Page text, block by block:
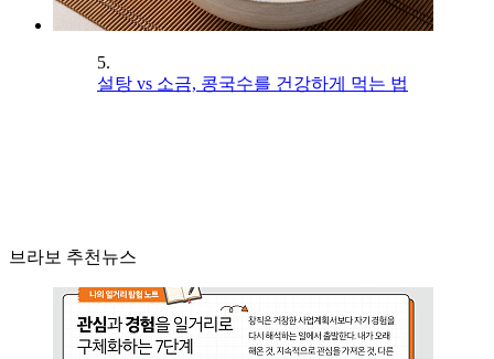
5.
설탕 vs 소금, 콩국수를 건강하게 먹는 법
브라보 추천뉴스